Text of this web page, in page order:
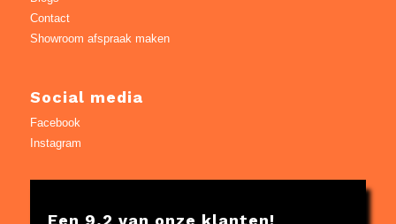
Contact
Showroom afspraak maken
Social media
Facebook
Instagram
Een 9,2 van onze klanten!